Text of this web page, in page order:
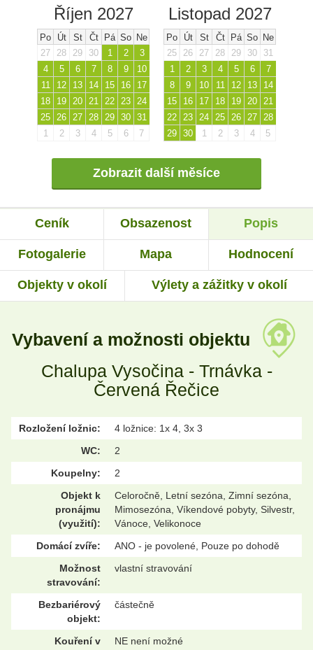
Říjen 2027
Po Út St Čt Pá So Ne
27
28 29 30 1 2
3
4
5 6 7 8 9
10
11
12 13 14 15 16
17
18
19 20 21 22 23
24
25
26 27 28 29 30 31
1
2 3 4 5 6 7
Listopad 2027
Po Út St Čt Pá So Ne
25
26 27 28 29 30
31
1
2 3 4 5 6
7
8
9 10 11 12 13
14
15
16 17 18 19 20
21
22
23 24 25 26 27
28
29 30 1 2 3 4 5
Zobrazit další měsíce
Ceník Obsazenost Popis
Fotogalerie Mapa Hodnocení
Objekty v okolí Výlety a zážitky v okolí
Vybavení a možnosti objektu
Chalupa Vysočina - Trnávka -
Červená Řečice
Rozložení ložnic:
4 ložnice: 1x 4, 3x 3
WC:
2
Koupelny:
2
Objekt k
pronájmu
(využití):
Celoročně, Letní sezóna, Zimní sezóna,
Mimosezóna, Víkendové pobyty, Silvestr,
Vánoce, Velikonoce
Domácí zvíře:
ANO - je povolené, Pouze po dohodě
Možnost
stravování:
vlastní stravování
Bezbariérový
objekt:
částečně
Kouření v
NE není možné